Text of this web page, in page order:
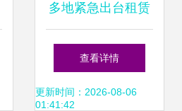
多地紧急出台租赁
新规 租金须入监管
账户，房东租客需
查看详情
更新时间：2026-08-06
01:41:42